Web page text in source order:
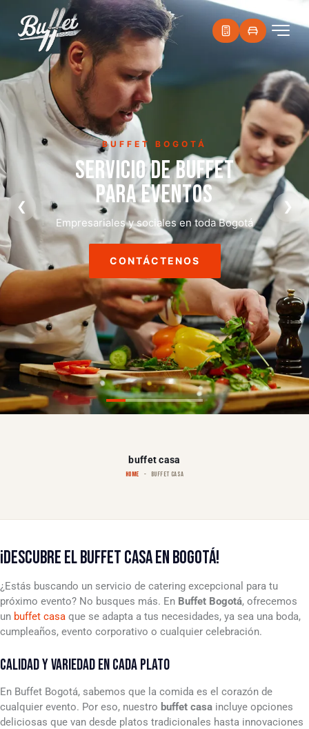
BUFFET BOGOTÁ
SERVICIO DE BUFFET
PARA EVENTOS
Empresariales y sociales en toda Bogotá
CONTÁCTENOS
❮ ❯
buffet casa
HOME BUFFET CASA
¡DESCUBRE EL BUFFET CASA EN BOGOTÁ!
¿Estás buscando un servicio de catering excepcional para tu
próximo evento? No busques más. En Buffet Bogotá, ofrecemos
un buffet casa que se adapta a tus necesidades, ya sea una boda,
cumpleaños, evento corporativo o cualquier celebración.
CALIDAD Y VARIEDAD EN CADA PLATO
En Buffet Bogotá, sabemos que la comida es el corazón de
cualquier evento. Por eso, nuestro buffet casa incluye opciones
deliciosas que van desde platos tradicionales hasta innovaciones